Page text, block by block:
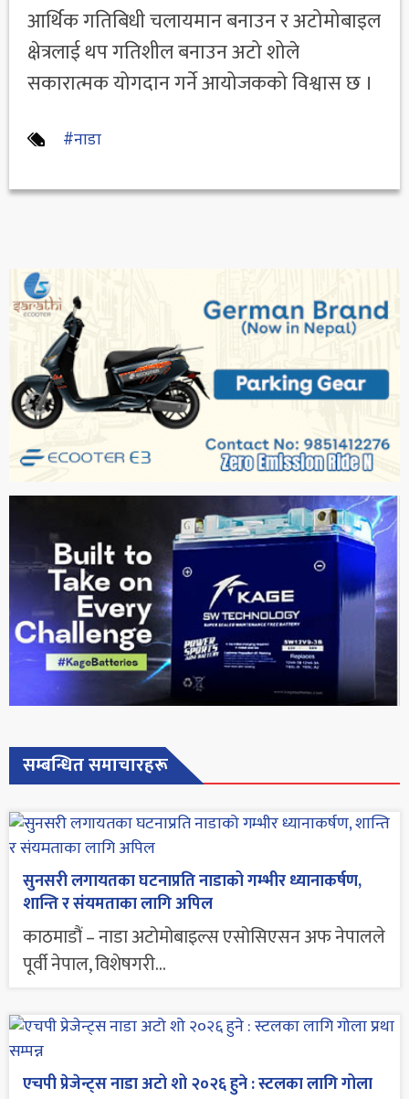
आर्थिक गतिबिधी चलायमान बनाउन र अटोमोबाइल
क्षेत्रलाई थप गतिशील बनाउन अटो शोले
सकारात्मक योगदान गर्ने आयोजकको विश्वास छ ।
#नाडा
सम्बन्धित समाचारहरू
सुनसरी लगायतका घटनाप्रति नाडाको गम्भीर ध्यानाकर्षण,
शान्ति र संयमताका लागि अपिल
काठमाडौं – नाडा अटोमोबाइल्स एसोसिएसन अफ नेपालले
पूर्वी नेपाल, विशेषगरी...
एचपी प्रेजेन्ट्स नाडा अटो शो २०२६ हुने : स्टलका लागि गोला